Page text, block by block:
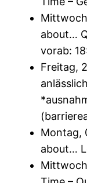
about…
vorab:
Freitag,
Montag,
about…